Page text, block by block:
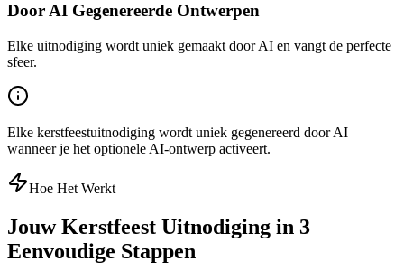
Door AI Gegenereerde Ontwerpen
Elke uitnodiging wordt uniek gemaakt door AI en vangt de perfecte
sfeer.
Elke kerstfeestuitnodiging wordt uniek gegenereerd door AI
wanneer je het optionele AI-ontwerp activeert.
Hoe Het Werkt
Jouw Kerstfeest Uitnodiging in 3
Eenvoudige Stappen